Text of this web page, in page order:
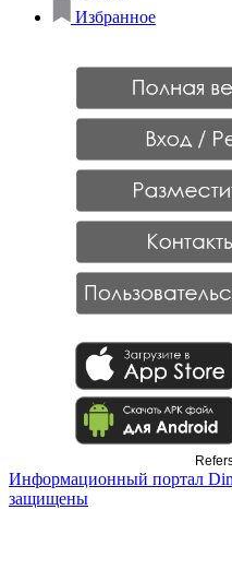
Избранное
Информационный портал
защищены